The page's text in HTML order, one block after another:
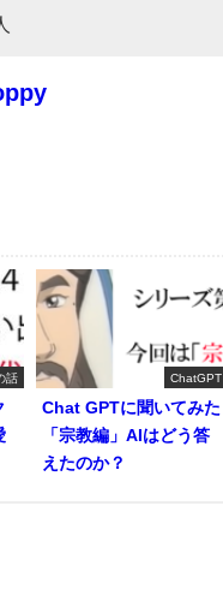
話 ChatGPT
Chat GPTに聞いてみた
「宗教編」AIはどう答
えたのか？